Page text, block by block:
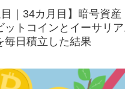
目｜34カ月目】暗号資産
ットコインとイーサリア
毎日積立した結果